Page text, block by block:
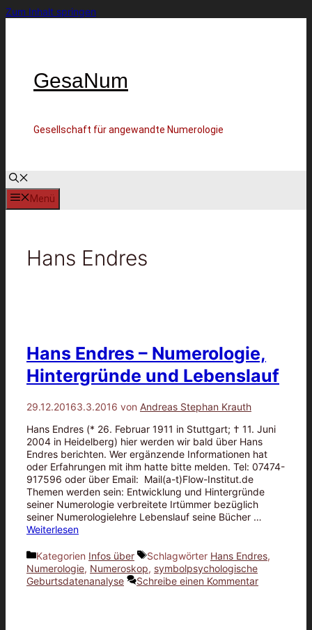
Zum Inhalt springen
GesaNum
Gesellschaft für angewandte Numerologie
Menü
Hans Endres
Hans Endres – Numerologie,
Hintergründe und Lebenslauf
29.12.20163.3.2016 von Andreas Stephan Krauth
Hans Endres (* 26. Februar 1911 in Stuttgart; † 11. Juni
2004 in Heidelberg) hier werden wir bald über Hans
Endres berichten. Wer ergänzende Informationen hat
oder Erfahrungen mit ihm hatte bitte melden. Tel: 07474-
917596 oder über Email: Mail(a-t)Flow-Institut.de
Themen werden sein: Entwicklung und Hintergründe
seiner Numerologie verbreitete Irtümmer bezüglich
seiner Numerologielehre Lebenslauf seine Bücher …
Weiterlesen
Kategorien Infos über Schlagwörter Hans Endres,
Numerologie, Numeroskop, symbolpsychologische
Geburtsdatenanalyse
Schreibe einen Kommentar